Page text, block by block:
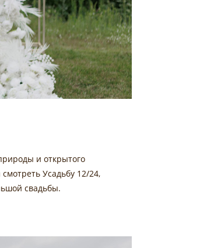
и открытого
Усадьбу 12/24,
свадьбы.